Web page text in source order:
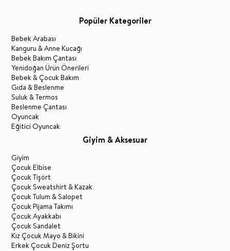
Popüler Kategoriler
Bebek Arabası
Kanguru & Anne Kucağı
Bebek Bakım Çantası
Yenidoğan Ürün Önerileri
Bebek & Çocuk Bakım
Gıda & Beslenme
Suluk & Termos
Beslenme Çantası
Oyuncak
Eğitici Oyuncak
Giyim & Aksesuar
Giyim
Çocuk Elbise
Çocuk Tişört
Çocuk Sweatshirt & Kazak
Çocuk Tulum & Salopet
Çocuk Pijama Takımı
Çocuk Ayakkabı
Çocuk Sandalet
Kız Çocuk Mayo & Bikini
Erkek Çocuk Deniz Şortu